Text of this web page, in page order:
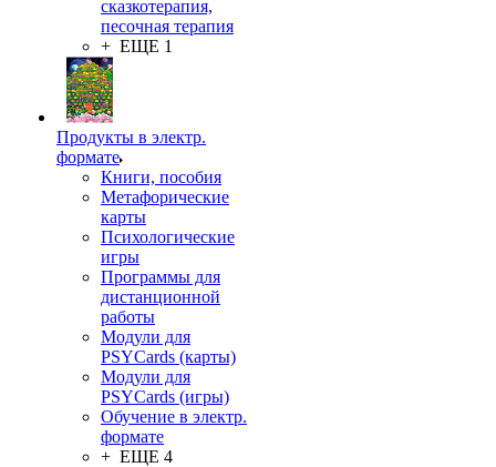
сказкотерапия,
песочная терапия
+ ЕЩЕ 1
Продукты в электр.
формате
Книги, пособия
Метафорические
карты
Психологические
игры
Программы для
дистанционной
работы
Модули для
PSYCards (карты)
Модули для
PSYCards (игры)
Обучение в электр.
формате
+ ЕЩЕ 4